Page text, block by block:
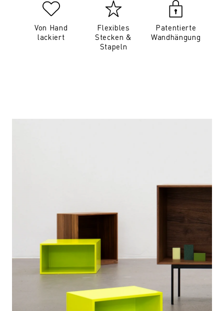
Von Hand
lackiert
Flexibles
Stecken &
Stapeln
Patentierte
Wandhängung